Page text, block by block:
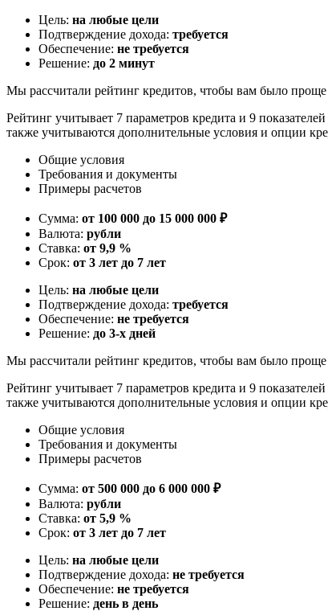
Цель: на любые цели
Подтверждение дохода: требуется
Обеспечение: не требуется
Решение: до 2 минут
Мы рассчитали рейтинг кредитов, чтобы вам было
Рейтинг учитывает 7 параметров кредита и 9
также учитываются дополнительные условия и опции
Общие условия
Требования и документы
Примеры расчетов
Сумма: от 100 000 до 15 000 000 ₽
Валюта: рубли
Ставка: от 9,9 %
Срок: от 3 лет до 7 лет
Цель: на любые цели
Подтверждение дохода: требуется
Обеспечение: не требуется
Решение: до 3-х дней
Мы рассчитали рейтинг кредитов, чтобы вам было
Рейтинг учитывает 7 параметров кредита и 9
также учитываются дополнительные условия и опции
Общие условия
Требования и документы
Примеры расчетов
Сумма: от 500 000 до 6 000 000 ₽
Валюта: рубли
Ставка: от 5,9 %
Срок: от 3 лет до 7 лет
Цель: на любые цели
Подтверждение дохода: не требуется
Обеспечение: не требуется
Решение: день в день